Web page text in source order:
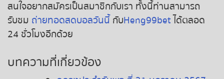
สนใจอยากสมัครเป็นสมาชิกกับเรา ทั้งนี้ท่านสามารถ
รับชม ถ่ายทอดสดบอลวันนี้กับHeng99betได้ตลอด
24 ชั่วโมงอีกด้วย
บทความที่เกี่ยวข้อง